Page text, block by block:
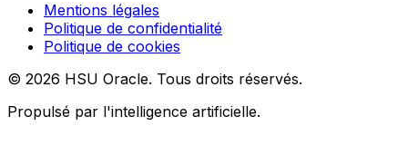
Mentions légales
Politique de confidentialité
Politique de cookies
© 2026 HSU Oracle. Tous droits réservés.
Propulsé par l'intelligence artificielle.